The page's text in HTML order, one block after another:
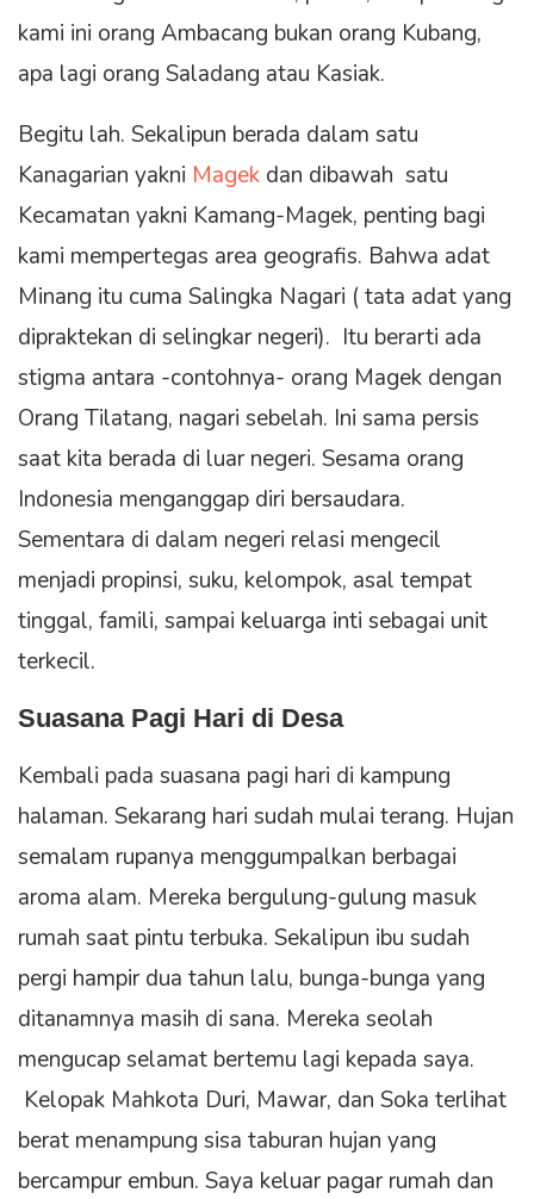
kami ini orang Ambacang bukan orang Kubang,
apa lagi orang Saladang atau Kasiak.
Begitu lah. Sekalipun berada dalam satu
Kanagarian yakni Magek dan dibawah satu
Kecamatan yakni Kamang-Magek, penting bagi
kami mempertegas area geografis. Bahwa adat
Minang itu cuma Salingka Nagari ( tata adat yang
dipraktekan di selingkar negeri). Itu berarti ada
stigma antara -contohnya- orang Magek dengan
Orang Tilatang, nagari sebelah. Ini sama persis
saat kita berada di luar negeri. Sesama orang
Indonesia menganggap diri bersaudara.
Sementara di dalam negeri relasi mengecil
menjadi propinsi, suku, kelompok, asal tempat
tinggal, famili, sampai keluarga inti sebagai unit
terkecil.
Suasana Pagi Hari di Desa
Kembali pada suasana pagi hari di kampung
halaman. Sekarang hari sudah mulai terang. Hujan
semalam rupanya menggumpalkan berbagai
aroma alam. Mereka bergulung-gulung masuk
rumah saat pintu terbuka. Sekalipun ibu sudah
pergi hampir dua tahun lalu, bunga-bunga yang
ditanamnya masih di sana. Mereka seolah
mengucap selamat bertemu lagi kepada saya.
Kelopak Mahkota Duri, Mawar, dan Soka terlihat
berat menampung sisa taburan hujan yang
bercampur embun. Saya keluar pagar rumah dan